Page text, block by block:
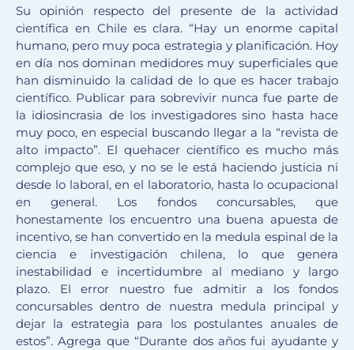
Su opinión respecto del presente de la actividad
científica en Chile es clara. “Hay un enorme capital
humano, pero muy poca estrategia y planificación. Hoy
en día nos dominan medidores muy superficiales que
han disminuido la calidad de lo que es hacer trabajo
científico. Publicar para sobrevivir nunca fue parte de
la idiosincrasia de los investigadores sino hasta hace
muy poco, en especial buscando llegar a la “revista de
alto impacto”. El quehacer científico es mucho más
complejo que eso, y no se le está haciendo justicia ni
desde lo laboral, en el laboratorio, hasta lo ocupacional
en general. Los fondos concursables, que
honestamente los encuentro una buena apuesta de
incentivo, se han convertido en la medula espinal de la
ciencia e investigación chilena, lo que genera
inestabilidad e incertidumbre al mediano y largo
plazo. El error nuestro fue admitir a los fondos
concursables dentro de nuestra medula principal y
dejar la estrategia para los postulantes anuales de
estos”. Agrega que “Durante dos años fui ayudante y